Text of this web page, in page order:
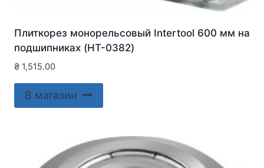
Плиткорез монорельсовый Intertool 600 мм на
подшипниках (HT-0382)
₴ 1,515.00
В магазин